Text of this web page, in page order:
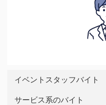
イベントスタッフバイト
サービス系のバイト